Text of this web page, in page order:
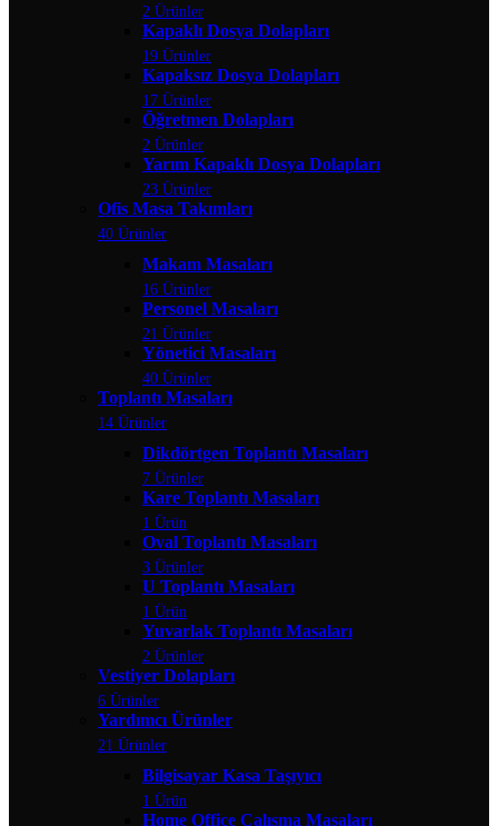
2 Ürünler
Kapaklı Dosya Dolapları
19 Ürünler
Kapaksız Dosya Dolapları
17 Ürünler
Öğretmen Dolapları
2 Ürünler
Yarım Kapaklı Dosya Dolapları
23 Ürünler
Ofis Masa Takımları
40 Ürünler
Makam Masaları
16 Ürünler
Personel Masaları
21 Ürünler
Yönetici Masaları
40 Ürünler
Toplantı Masaları
14 Ürünler
Dikdörtgen Toplantı Masaları
7 Ürünler
Kare Toplantı Masaları
1 Ürün
Oval Toplantı Masaları
3 Ürünler
U Toplantı Masaları
1 Ürün
Yuvarlak Toplantı Masaları
2 Ürünler
Vestiyer Dolapları
6 Ürünler
Yardımcı Ürünler
21 Ürünler
Bilgisayar Kasa Taşıyıcı
1 Ürün
Home Office Çalışma Masaları